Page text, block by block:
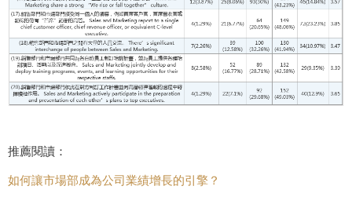
推薦閱讀：
如何讓市場部成為公司業績增長的引擎？